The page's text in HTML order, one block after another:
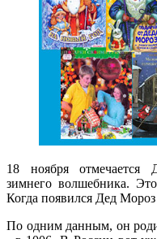
18 ноября отмечается
зимнего волшебника.
Когда появился Дед
По одним данным, он